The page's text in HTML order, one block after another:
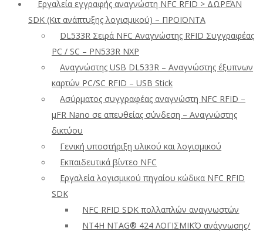
Εργαλεία εγγραφής αναγνώστη NFC RFID > ΔΩΡΕΆΝ
SDK (Κιτ ανάπτυξης λογισμικού) – ΠΡΟΪΟΝΤΑ
DL533R Σειρά NFC Αναγνώστης RFID Συγγραφέας
PC / SC – PN533R NXP
Αναγνώστης USB DL533R – Αναγνώστης έξυπνων
καρτών PC/SC RFID – USB Stick
Ασύρματος συγγραφέας αναγνώστη NFC RFID –
μFR Nano σε απευθείας σύνδεση – Αναγνώστης
δικτύου
Γενική υποστήριξη υλικού και λογισμικού
Εκπαιδευτικά βίντεο NFC
Εργαλεία λογισμικού πηγαίου κώδικα NFC RFID
SDK
NFC RFID SDK πολλαπλών αναγνωστών
NT4H NTAG® 424 ΛΟΓΙΣΜΙΚΌ ανάγνωσης/